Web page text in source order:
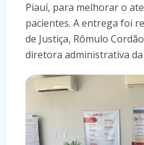
Piauí, para melhorar o
pacientes. A entrega foi
de Justiça, Rômulo
diretora administrativa da